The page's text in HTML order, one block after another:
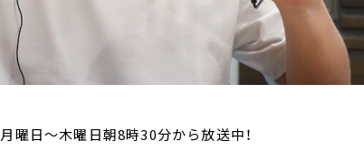
曜日～木曜日朝8時30分から放送中！